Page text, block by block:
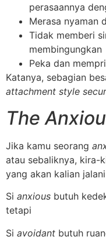
perasaannya
Merasa nyaman
Tidak memberi
membingungkan
Peka dan
Katanya, sebagian
attachment style
The
Jika kamu seorang
atau sebaliknya, kira-
yang akan kalian
Si anxious butuh
tetapi
Si avoidant butuh